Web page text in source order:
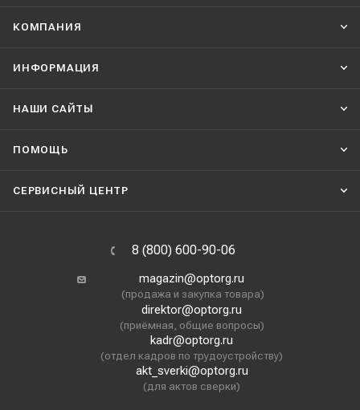
КОМПАНИЯ
ИНФОРМАЦИЯ
НАШИ CАЙТЫ
ПОМОЩЬ
СЕРВИСНЫЙ ЦЕНТР
8 (800) 600-90-06
magazin@optorg.ru
(продажа и закупка товара)
direktor@optorg.ru
(приёмная, общие вопросы)
kadr@optorg.ru
(отдел кадров по трудоустройству)
akt_sverki@optorg.ru
(для актов сверки)